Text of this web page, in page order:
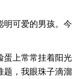
明可爱的男孩。今
蛋上常常挂着阳光
题，我眼珠子滴溜